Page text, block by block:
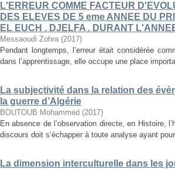
L'ERREUR COMME FACTEUR
DES ELEVES DE 5 eme ANNEE DU
EL EUCH . DJELFA . DURANT
Messaoudi Zohra (2017)
Pendant longtemps, l’erreur était considérée
dans l’apprentissage, elle occupe une place
La subjectivité dans la relation des
la guerre d’Algérie
BOUTOUB Mohammed (2017)
En absence de l’observation directe, en Histoire,
discours doit s’échapper à toute analyse ayant
La dimension interculturelle dans les